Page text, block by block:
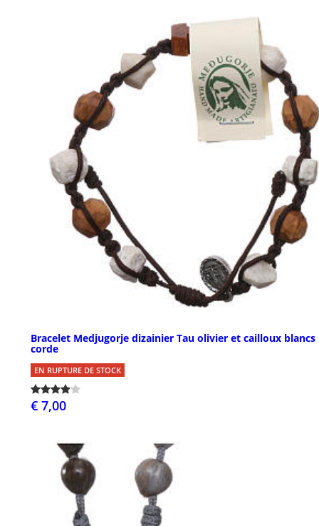
Bracelet Medjugorje dizainier Tau olivier et cailloux blancs
corde
EN RUPTURE DE STOCK
€ 7,00